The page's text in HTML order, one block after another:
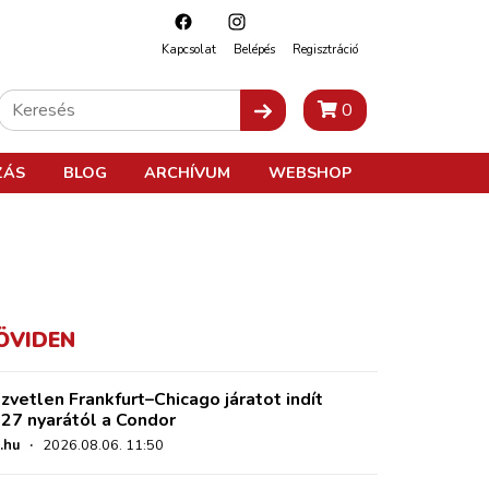
Kapcsolat Belépés Regisztráció
0
BLOG ARCHÍVUM WEBSHOP
Frankfurt–Chicago járatot indít
nyarától a Condor
· 2026.08.06. 11:50